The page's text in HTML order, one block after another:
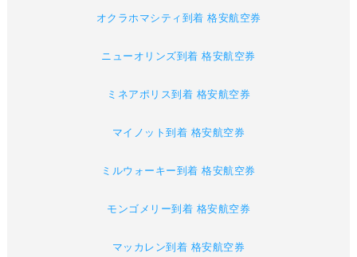
オクラホマシティ到着 格安航空券
ニューオリンズ到着 格安航空券
ミネアポリス到着 格安航空券
マイノット到着 格安航空券
ミルウォーキー到着 格安航空券
モンゴメリー到着 格安航空券
マッカレン到着 格安航空券